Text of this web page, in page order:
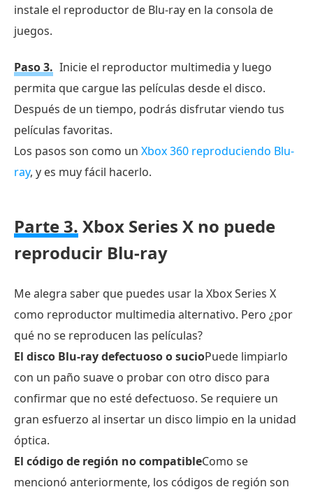
instale el reproductor de Blu-ray en la consola de
juegos.
Paso 3. Inicie el reproductor multimedia y luego
permita que cargue las películas desde el disco.
Después de un tiempo, podrás disfrutar viendo tus
películas favoritas.
Los pasos son como un Xbox 360 reproduciendo Blu-
ray, y es muy fácil hacerlo.
Parte 3. Xbox Series X no puede
reproducir Blu-ray
Me alegra saber que puedes usar la Xbox Series X
como reproductor multimedia alternativo. Pero ¿por
qué no se reproducen las películas?
El disco Blu-ray defectuoso o sucioPuede limpiarlo
con un paño suave o probar con otro disco para
confirmar que no esté defectuoso. Se requiere un
gran esfuerzo al insertar un disco limpio en la unidad
óptica.
El código de región no compatibleComo se
mencionó anteriormente, los códigos de región son